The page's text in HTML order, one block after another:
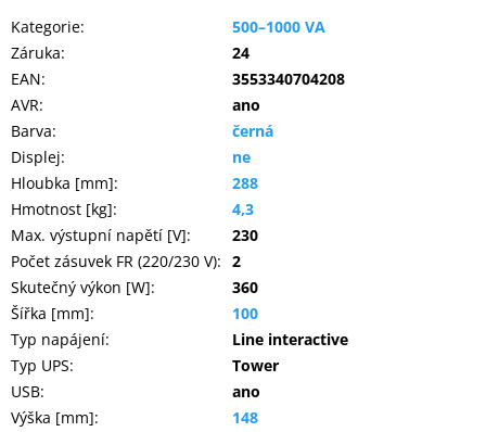
Kategorie:
500–1000 VA
Záruka:
24
EAN:
3553340704208
AVR:
ano
Barva:
černá
Displej:
ne
Hloubka [mm]:
288
Hmotnost [kg]:
4,3
Max. výstupní napětí [V]:
230
Počet zásuvek FR (220/230 V): 2
Skutečný výkon [W]:
360
Šířka [mm]:
100
Typ napájení:
Line interactive
Typ UPS:
Tower
USB:
ano
Výška [mm]:
148